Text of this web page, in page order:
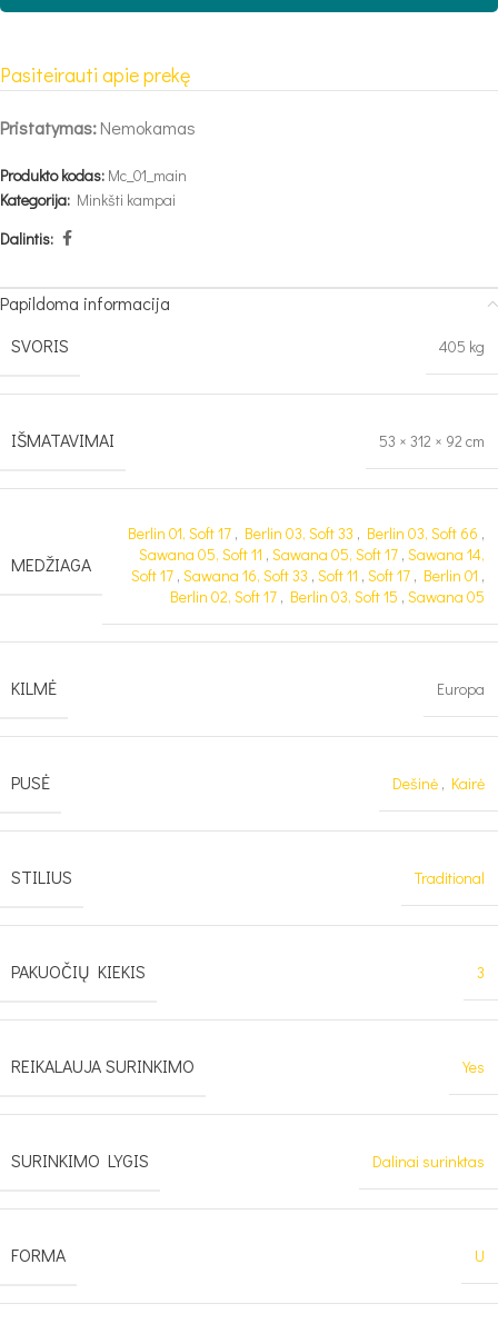
Pasiteirauti apie prekę
Pristatymas:Nemokamas
Produkto kodas: Mc_01_main
Kategorija: Minkšti kampai
Dalintis:
Papildoma informacija
SVORIS
405 kg
IŠMATAVIMAI 53 × 312 × 92 cm
MEDŽIAGA
Berlin 01, Soft 17 , Berlin 03, Soft 33 , Berlin 03, Soft 66 ,
Sawana 05, Soft 11 , Sawana 05, Soft 17 , Sawana 14,
Soft 17 , Sawana 16, Soft 33 , Soft 11 , Soft 17 , Berlin 01 ,
Berlin 02, Soft 17 , Berlin 03, Soft 15 , Sawana 05
KILMĖ Europa
PUSĖ Dešinė , Kairė
STILIUS Traditional
PAKUOČIŲ KIEKIS 3
REIKALAUJA SURINKIMO Yes
SURINKIMO LYGIS Dalinai surinktas
FORMA U